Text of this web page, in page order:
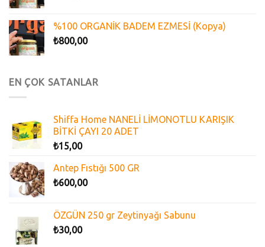
%100 ORGANİK BADEM EZMESİ (Kopya)
₺800,00
EN ÇOK SATANLAR
Shiffa Home NANELİ LİMONOTLU KARIŞIK
BİTKİ ÇAYI 20 ADET
₺15,00
Antep Fıstığı 500 GR
₺600,00
ÖZGÜN 250 gr Zeytinyağı Sabunu
₺30,00